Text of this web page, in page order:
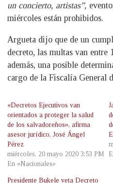
un concierto, artistas”,
miércoles están prohibidos.
Argueta dijo que de un
decreto, las multas van
además, una posible
cargo de la Fiscalía General
«Decretos Ejecutivos van
orientados a proteger la salud
de los salvadoreños», afirma
asesor jurídico, José Ángel
Pérez
miércoles, 20 mayo 2020 3:53 PM
En «Nacionales»
Presidente Bukele veta Decreto